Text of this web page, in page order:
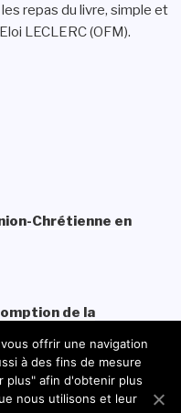
repas du livre, simple et
LECLERC (OFM).
Chrétienne en
de la
offrir une navigation
à des fins de mesure
plus" afin d'obtenir plus
nous utilisons et leur